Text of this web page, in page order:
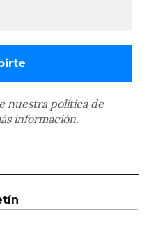
nuestra política de
información.